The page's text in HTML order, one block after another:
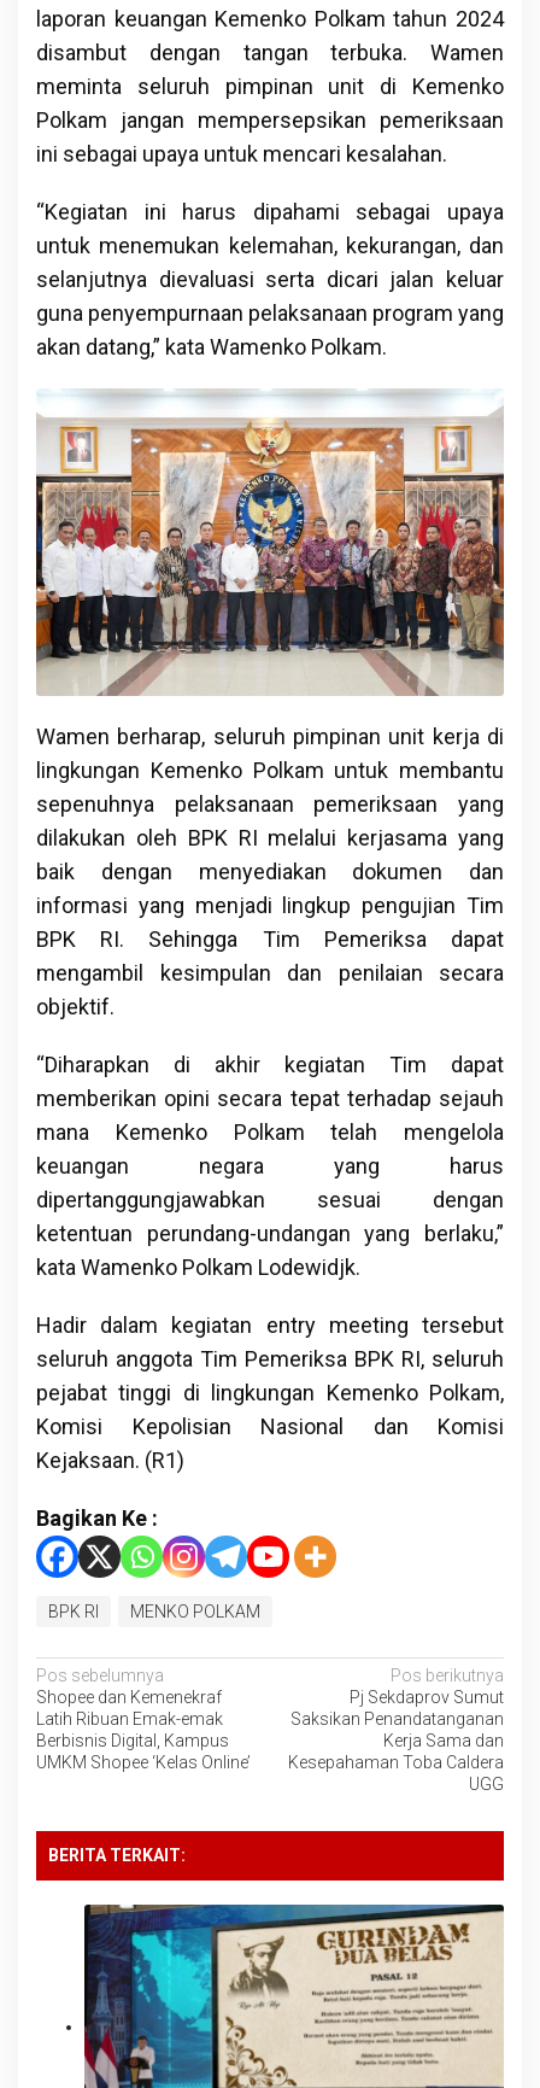
laporan keuangan Kemenko Polkam tahun 2024
disambut dengan tangan terbuka. Wamen
meminta seluruh pimpinan unit di Kemenko
Polkam jangan mempersepsikan pemeriksaan
ini sebagai upaya untuk mencari kesalahan.
“Kegiatan ini harus dipahami sebagai upaya
untuk menemukan kelemahan, kekurangan, dan
selanjutnya dievaluasi serta dicari jalan keluar
guna penyempurnaan pelaksanaan program yang
akan datang,” kata Wamenko Polkam.
Wamen berharap, seluruh pimpinan unit kerja di
lingkungan Kemenko Polkam untuk membantu
sepenuhnya pelaksanaan pemeriksaan yang
dilakukan oleh BPK RI melalui kerjasama yang
baik dengan menyediakan dokumen dan
informasi yang menjadi lingkup pengujian Tim
BPK RI. Sehingga Tim Pemeriksa dapat
mengambil kesimpulan dan penilaian secara
objektif.
“Diharapkan di akhir kegiatan Tim dapat
memberikan opini secara tepat terhadap sejauh
mana Kemenko Polkam telah mengelola
keuangan negara yang harus
dipertanggungjawabkan sesuai dengan
ketentuan perundang-undangan yang berlaku,”
kata Wamenko Polkam Lodewidjk.
Hadir dalam kegiatan entry meeting tersebut
seluruh anggota Tim Pemeriksa BPK RI, seluruh
pejabat tinggi di lingkungan Kemenko Polkam,
Komisi Kepolisian Nasional dan Komisi
Kejaksaan. (R1)
Bagikan Ke :
BPK RI MENKO POLKAM
Navigasi
pos
Pos sebelumnya
Shopee dan Kemenekraf
Latih Ribuan Emak-emak
Berbisnis Digital, Kampus
UMKM Shopee ‘Kelas Online’
Pos berikutnya
Pj Sekdaprov Sumut
Saksikan Penandatanganan
Kerja Sama dan
Kesepahaman Toba Caldera
UGG
BERITA TERKAIT: